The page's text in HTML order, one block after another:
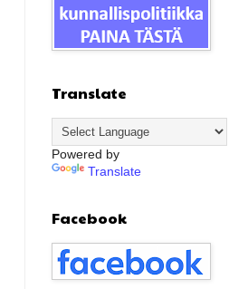
Translate
Powered by
Translate
Facebook